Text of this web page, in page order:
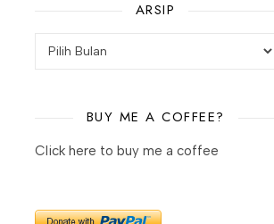
ARSIP
BUY ME A COFFEE?
Click here to buy me a coffee